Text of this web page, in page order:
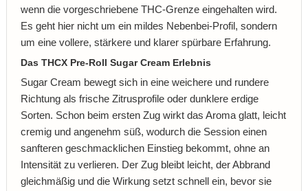
wenn die vorgeschriebene THC-Grenze eingehalten wird.
Es geht hier nicht um ein mildes Nebenbei-Profil, sondern
um eine vollere, stärkere und klarer spürbare Erfahrung.
Das THCX Pre-Roll Sugar Cream Erlebnis
Sugar Cream bewegt sich in eine weichere und rundere
Richtung als frische Zitrusprofile oder dunklere erdige
Sorten. Schon beim ersten Zug wirkt das Aroma glatt, leicht
cremig und angenehm süß, wodurch die Session einen
sanfteren geschmacklichen Einstieg bekommt, ohne an
Intensität zu verlieren. Der Zug bleibt leicht, der Abbrand
gleichmäßig und die Wirkung setzt schnell ein, bevor sie